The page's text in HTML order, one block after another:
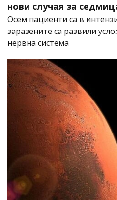
нови случая за
Осем пациенти са в
заразените са развили
нервна система